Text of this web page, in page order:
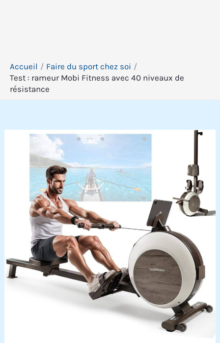
Accueil
Faire du sport chez soi
Test : rameur Mobi Fitness avec 40 niveaux de
résistance